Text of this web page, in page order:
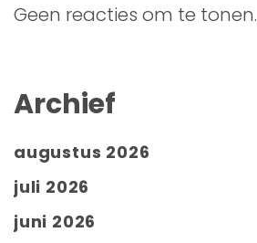
Geen reacties om te tonen.
Archief
augustus 2026
juli 2026
juni 2026